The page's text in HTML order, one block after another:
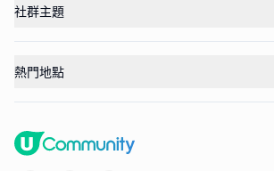
社群主題
熱門地點